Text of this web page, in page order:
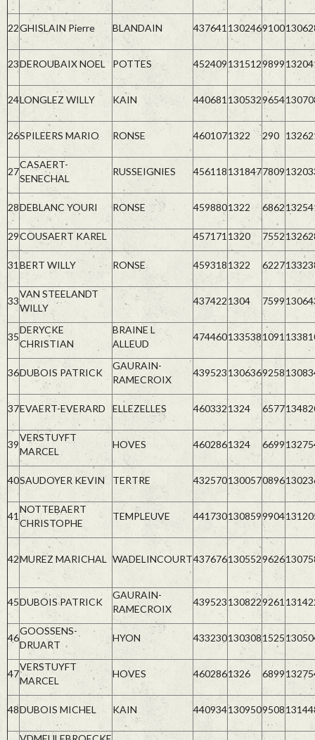
22GHISLAIN Pierre BLANDAIN 437641 1302469100
23DEROUBAIX NOEL POTTES 4524091315129899
24LONGLEZ WILLY KAIN 440681 1305329654
26SPILEERS MARIO RONSE 4601071322 290
27
CASAERT-
SENECHAL
RUSSEIGNIES 4561181318477809
28DEBLANC YOURI RONSE 4598801322 6862
29COUSAERT KAREL 457171 1320 7552
31 BERT WILLY RONSE 4593181322 6227
33
VAN STEELANDT
WILLY
4374221304 7599
35
DERYCKE
CHRISTIAN
BRAINE L
ALLEUD
4744601335381091
36DUBOIS PATRICK
GAURAIN-
RAMECROIX
4395231306369258
37EVAERT-EVERARD ELLEZELLES 4603321324 6577
39
VERSTUYFT
MARCEL
HOVES 4602861324 6699
40SAUDOYER KEVIN TERTRE 4325701300570896
41
NOTTEBAERT
CHRISTOPHE
TEMPLEUVE 4417301308599904
42MUREZ MARICHAL WADELINCOURT4376761305529626
45DUBOIS PATRICK
GAURAIN-
RAMECROIX
4395231308229261
46
GOOSSENS-
DRUART
HYON 4332301303081525
47
VERSTUYFT
MARCEL
HOVES 4602861326 6899
48DUBOIS MICHEL KAIN 4409341309509508